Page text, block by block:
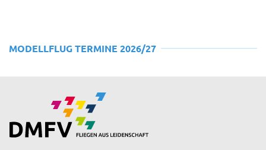
MODELLFLUG TERMINE 2026/27